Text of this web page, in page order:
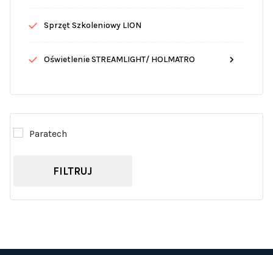
Sprzęt Szkoleniowy LION
Oświetlenie STREAMLIGHT/ HOLMATRO
Paratech
FILTRUJ